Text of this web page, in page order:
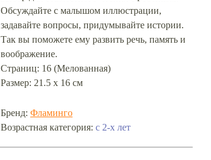
Обсуждайте с малышом иллюстрации,
задавайте вопросы, придумывайте истории.
Так вы поможете ему развить речь, память и
воображение.
Страниц: 16 (Мелованная)
Размер: 21.5 х 16 см
Бренд: Фламинго
Возрастная категория: с 2-х лет